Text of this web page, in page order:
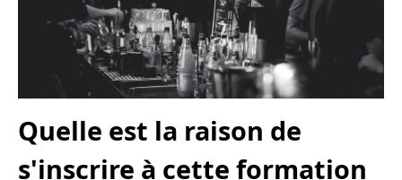
Quelle est la raison de
s'inscrire à cette formation